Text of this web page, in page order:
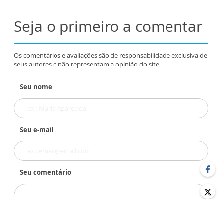
Seja o primeiro a comentar
Os comentários e avaliações são de responsabilidade exclusiva de
seus autores e não representam a opinião do site.
Seu nome
Seu e-mail
Seu comentário